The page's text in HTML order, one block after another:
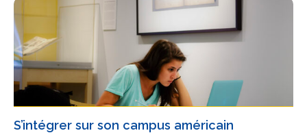
S’intégrer sur son campus américain